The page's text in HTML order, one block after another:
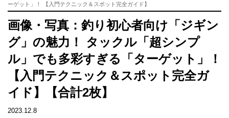
ーゲット」！ 【入門テクニック＆スポット完全ガイド】
画像・写真：釣り初心者向け「ジギン
グ」の魅力！ タックル「超シンプ
ル」でも多彩すぎる「ターゲット」！
【入門テクニック＆スポット完全ガ
イド】【合計2枚】
2023.12.8